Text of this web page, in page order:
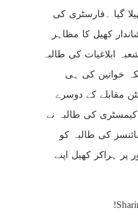
گیا ۔فارسٹری کی
کھیل کا مظاہر
ابلاغیات کی طالبہ
خواتین کی ہی
مقابلے کے دوسرے
کیمسٹری کی طالبہ نے
کی طالبہ کو
ہراکر کھیل اپنے